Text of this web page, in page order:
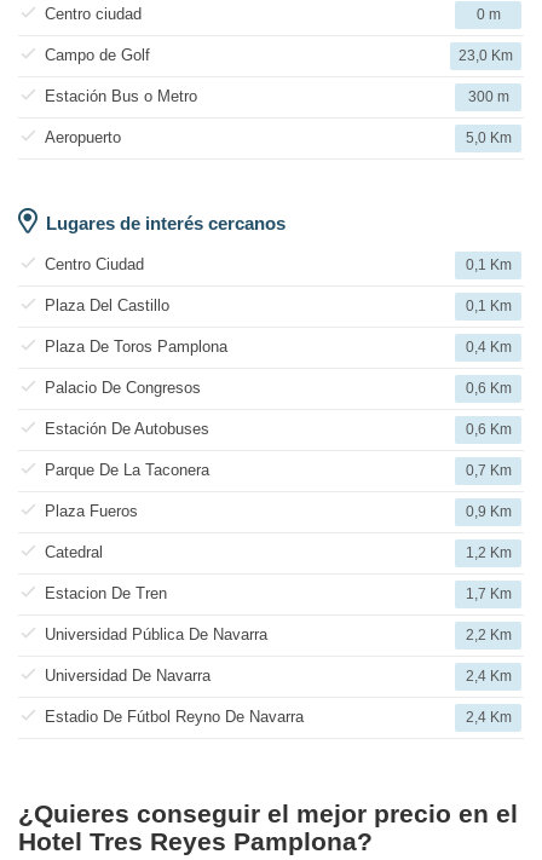
Centro ciudad 0 m
Campo de Golf 23,0 Km
Estación Bus o Metro 300 m
Aeropuerto 5,0 Km
Lugares de interés cercanos
Centro Ciudad 0,1 Km
Plaza Del Castillo 0,1 Km
Plaza De Toros Pamplona 0,4 Km
Palacio De Congresos 0,6 Km
Estación De Autobuses 0,6 Km
Parque De La Taconera 0,7 Km
Plaza Fueros 0,9 Km
Catedral 1,2 Km
Estacion De Tren 1,7 Km
Universidad Pública De Navarra 2,2 Km
Universidad De Navarra 2,4 Km
Estadio De Fútbol Reyno De Navarra 2,4 Km
¿Quieres conseguir el mejor precio en el
Hotel Tres Reyes Pamplona?